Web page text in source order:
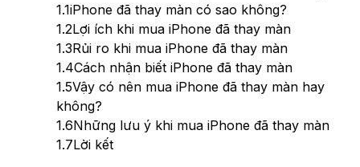
1.1iPhone đã thay màn có sao không?
1.2Lợi ích khi mua iPhone đã thay màn
1.3Rủi ro khi mua iPhone đã thay màn
1.4Cách nhận biết iPhone đã thay màn
1.5Vậy có nên mua iPhone đã thay màn hay
không?
1.6Những lưu ý khi mua iPhone đã thay màn
1.7Lời kết